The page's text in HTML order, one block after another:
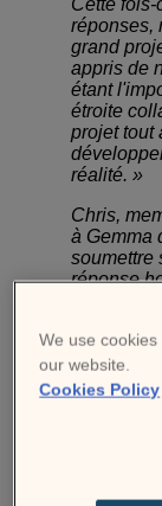
réponses,
grand
appris de
étant
étroite
projet tout
réalité. »
Chris,
à Gemma
soumettre
réponse
regardé
plugins…
comme,
de notre
We use
our website.
Cookies Policy